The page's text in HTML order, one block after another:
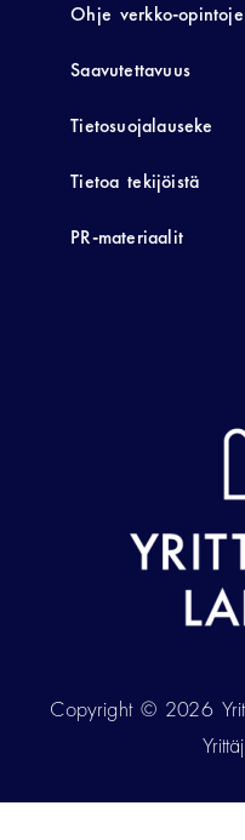
Ohje verkko-
Saavutettavuus
Tietosuojalauseke
Tietoa tekijöistä
PR-materiaalit
Copyright © 2026